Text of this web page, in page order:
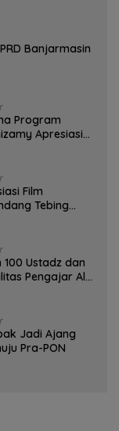
Banjarmasin
Program
Apresiasi
Film
Tebing
100 Ustadz dan
Pengajar Al-
Jadi Ajang
Pra-PON